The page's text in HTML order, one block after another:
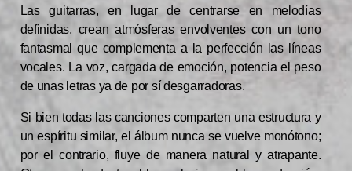
Las guitarras, en lugar de centrarse en melodías
definidas, crean atmósferas envolventes con un tono
fantasmal que complementa a la perfección las líneas
vocales. La voz, cargada de emoción, potencia el peso
de unas letras ya de por sí desgarradoras.
Si bien todas las canciones comparten una estructura y
un espíritu similar, el álbum nunca se vuelve monótono;
por el contrario, fluye de manera natural y atrapante.